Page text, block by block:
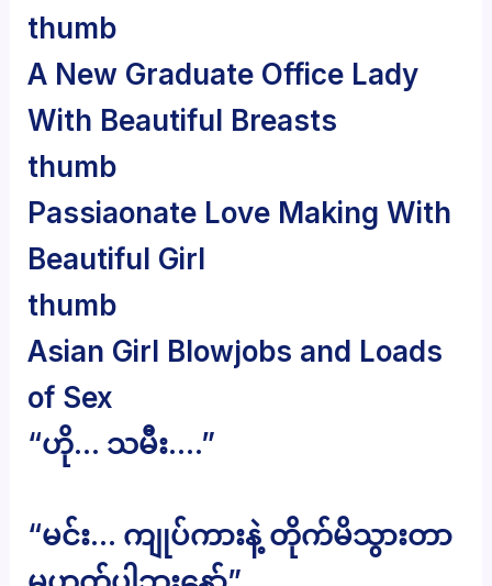
thumb
A New Graduate Office Lady
With Beautiful Breasts
thumb
Passiaonate Love Making With
Beautiful Girl
thumb
Asian Girl Blowjobs and Loads
of Sex
“ဟို… သမီး….”
“မင်း… ကျုပ်ကားနဲ့ တိုက်မိသွားတာ